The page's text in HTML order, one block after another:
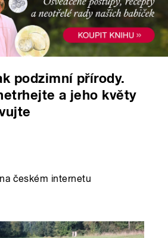
podzimní přírody.
a jeho květy
českém internetu